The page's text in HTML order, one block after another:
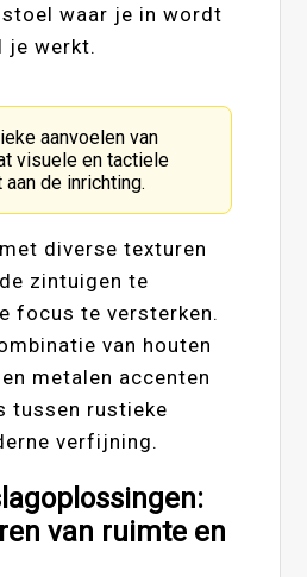
waar je in wordt
je werkt.
aanvoelen van
visuele en tactiele
de inrichting.
diverse texturen
zintuigen te
focus te versterken.
van houten
metalen accenten
tussen rustieke
verfijning.
van ruimte en